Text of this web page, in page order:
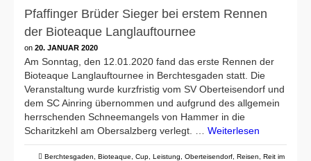
Pfaffinger Brüder Sieger bei erstem Rennen
der Bioteaque Langlauftournee
on 20. JANUAR 2020
Am Sonntag, den 12.01.2020 fand das erste Rennen der
Bioteaque Langlauftournee in Berchtesgaden statt. Die
Veranstaltung wurde kurzfristig vom SV Oberteisendorf und
dem SC Ainring übernommen und aufgrund des allgemein
herrschenden Schneemangels von Hammer in die
Scharitzkehl am Obersalzberg verlegt. … Weiterlesen
Berchtesgaden Bioteaque Cup Leistung Oberteisendorf Reisen
Reit im